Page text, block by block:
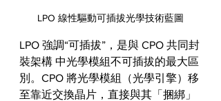
LPO 線性驅動可插拔光學技術藍圖
LPO 強調“可插拔”，是與 CPO 共同封
裝架構 中光學模組不可插拔的最大區
別。CPO 將光學模組（光學引擎）移
至靠近交換晶片，直接與其「捆綁」